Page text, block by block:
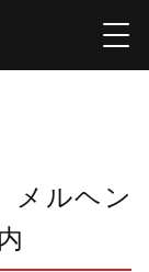
メルヘン